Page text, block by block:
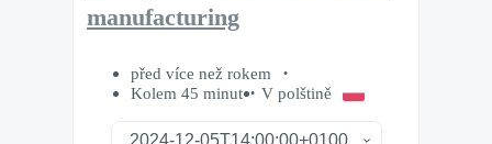
manufacturing
před více než rokem
Kolem 45 minut
V polštině